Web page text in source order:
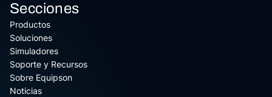
Secciones
Productos
Soluciones
Simuladores
Soporte y Recursos
Sobre Equipson
Noticias